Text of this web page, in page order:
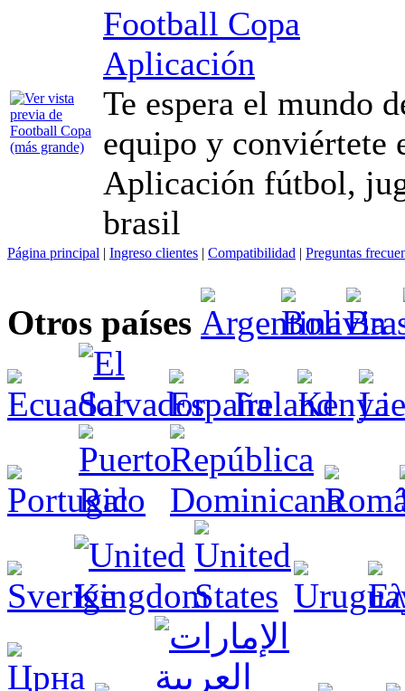
Football Copa
Aplicación
Te espera el mundo
equipo y conviértete
Aplicación fútbol,
brasil
Página principal | Ingreso clientes | Compatibilidad | Preguntas
Otros países